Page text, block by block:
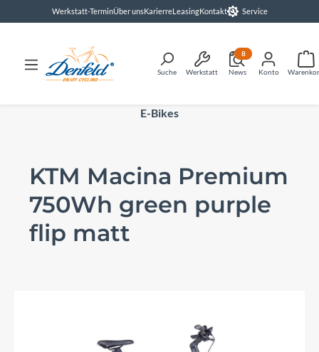
springenWerkstatt-TerminÜber unsKarierreLeasingKontakt Service
Suche Werkstatt News
8
Konto
E-Bikes
KTM Macina Premium
750Wh green purple
flip matt